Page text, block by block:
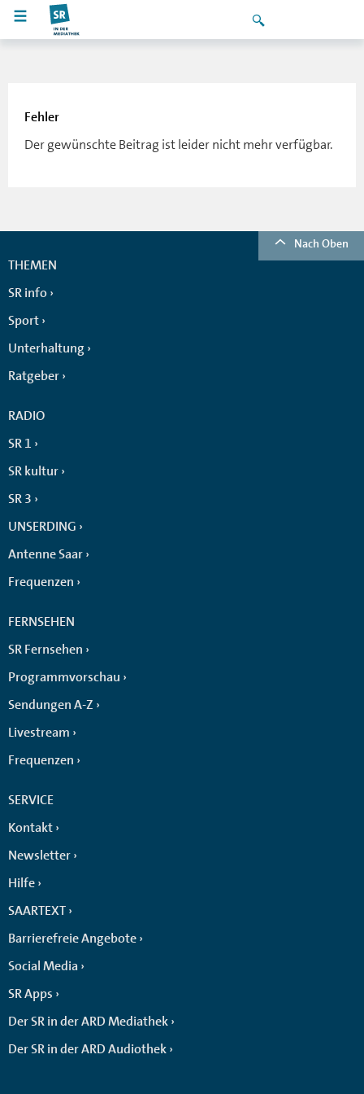
Fehler
Der gewünschte Beitrag ist leider nicht mehr verfügbar.
Nach Oben
THEMEN
SR info
Sport
Unterhaltung
Ratgeber
RADIO
SR 1
SR kultur
SR 3
UNSERDING
Antenne Saar
Frequenzen
FERNSEHEN
SR Fernsehen
Programmvorschau
Sendungen A-Z
Livestream
Frequenzen
SERVICE
Kontakt
Newsletter
Hilfe
SAARTEXT
Barrierefreie Angebote
Social Media
SR Apps
Der SR in der ARD Mediathek
Der SR in der ARD Audiothek